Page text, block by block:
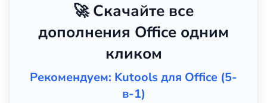
🚀 Скачайте все
дополнения Office одним
кликом
Рекомендуем: Kutools для Office (5-
в-1)